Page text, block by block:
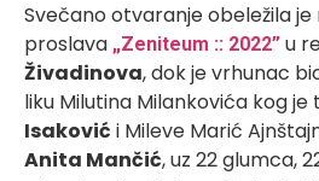
Svečano otvaranje obeležila je
proslava „Zeniteum :: 2022” u
Živadinova, dok je vrhunac
liku Milutina Milankovića kog je
Isaković i Mileve Marić
Anita Mančić, uz 22 glumca,